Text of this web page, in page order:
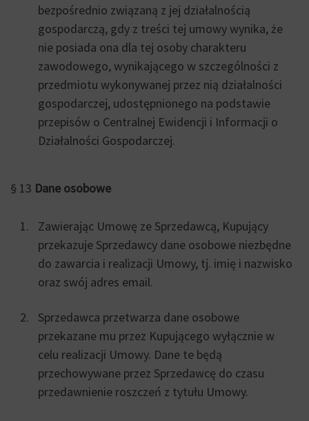
bezpośrednio związaną z jej działalnością
gospodarczą, gdy z treści tej umowy wynika, że
nie posiada ona dla tej osoby charakteru
zawodowego, wynikającego w szczególności z
przedmiotu wykonywanej przez nią działalności
gospodarczej, udostępnionego na podstawie
przepisów o Centralnej Ewidencji i Informacji o
Działalności Gospodarczej.
§ 13 Dane osobowe
Zawierając Umowę ze Sprzedawcą, Kupujący
przekazuje Sprzedawcy dane osobowe niezbędne
do zawarcia i realizacji Umowy, tj. imię i nazwisko
oraz swój adres email.
Sprzedawca przetwarza dane osobowe
przekazane mu przez Kupującego wyłącznie w
celu realizacji Umowy. Dane te będą
przechowywane przez Sprzedawcę do czasu
przedawnienie roszczeń z tytułu Umowy.